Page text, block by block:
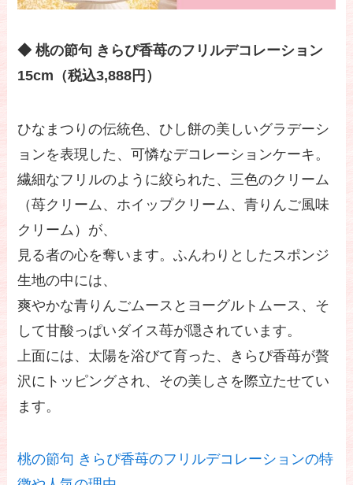
◆ 桃の節句 きらぴ香苺のフリルデコレーション
15cm（税込3,888円）
ひなまつりの伝統色、ひし餅の美しいグラデーシ
ョンを表現した、可憐なデコレーションケーキ。
繊細なフリルのように絞られた、三色のクリーム
（苺クリーム、ホイップクリーム、青りんご風味
クリーム）が、
見る者の心を奪います。ふんわりとしたスポンジ
生地の中には、
爽やかな青りんごムースとヨーグルトムース、そ
して甘酸っぱいダイス苺が隠されています。
上面には、太陽を浴びて育った、きらぴ香苺が贅
沢にトッピングされ、その美しさを際立たせてい
ます。
桃の節句 きらぴ香苺のフリルデコレーションの特